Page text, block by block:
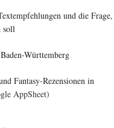
und die Frage,
soll
Württemberg
Fantasy-Rezensionen in
AppSheet)